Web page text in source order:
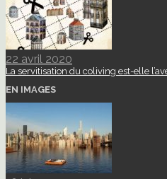
22 avril 2020
La servitisation du coliving est-elle
EN IMAGES